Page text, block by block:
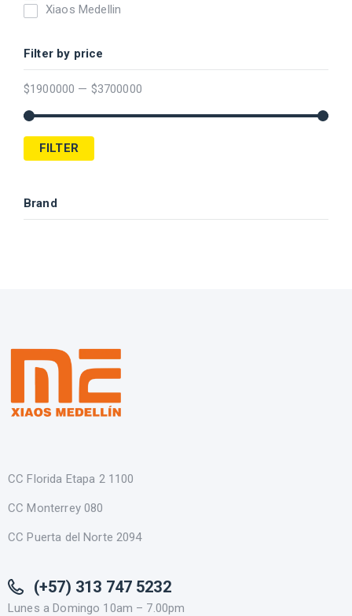
Xiaos Medellin
Filter by price
$1900000 — $3700000
FILTER
Brand
CC Florida Etapa 2 1100
CC Monterrey 080
CC Puerta del Norte 2094
(+57) 313 747 5232
Lunes a Domingo 10am – 7.00pm